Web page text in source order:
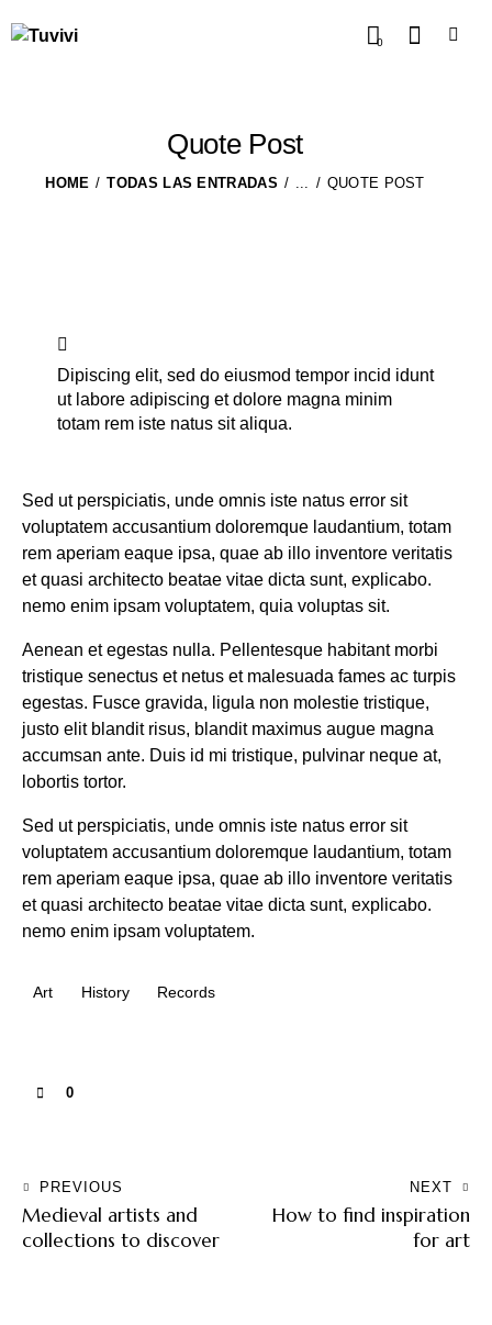
0
Quote Post
HOME TODAS LAS ENTRADAS ... QUOTE POST
Dipiscing elit, sed do eiusmod tempor incid idunt
ut labore adipiscing et dolore magna minim
totam rem iste natus sit aliqua.
Sed ut perspiciatis, unde omnis iste natus error sit
voluptatem accusantium doloremque laudantium, totam
rem aperiam eaque ipsa, quae ab illo inventore veritatis
et quasi architecto beatae vitae dicta sunt, explicabo.
nemo enim ipsam voluptatem, quia voluptas sit.
Aenean et egestas nulla. Pellentesque habitant morbi
tristique senectus et netus et malesuada fames ac turpis
egestas. Fusce gravida, ligula non molestie tristique,
justo elit blandit risus, blandit maximus augue magna
accumsan ante. Duis id mi tristique, pulvinar neque at,
lobortis tortor.
Sed ut perspiciatis, unde omnis iste natus error sit
voluptatem accusantium doloremque laudantium, totam
rem aperiam eaque ipsa, quae ab illo inventore veritatis
et quasi architecto beatae vitae dicta sunt, explicabo.
nemo enim ipsam voluptatem.
Art History Records
0
PREVIOUS
Medieval artists and
collections to discover
NEXT
How to find inspiration
for art